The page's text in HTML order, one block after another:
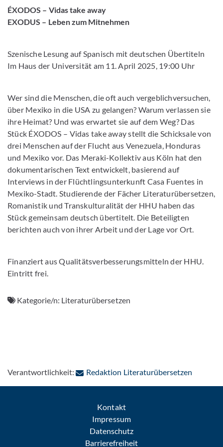
ÉXODOS – Vidas take away
EXODUS – Leben zum Mitnehmen
Szenische Lesung auf Spanisch mit deutschen Übertiteln
Im Haus der Universität am 11. April 2025, 19:00 Uhr
Wer sind die Menschen, die oft auch vergeblichversuchen,
über Mexiko in die USA zu gelangen? Warum verlassen sie
ihre Heimat? Und was erwartet sie auf dem Weg? Das
Stück ÉXODOS – Vidas take away stellt die Schicksale von
drei Menschen auf der Flucht aus Venezuela, Honduras
und Mexiko vor. Das Meraki-Kollektiv aus Köln hat den
dokumentarischen Text entwickelt, basierend auf
Interviews in der Flüchtlingsunterkunft Casa Fuentes in
Mexiko-Stadt. Studierende der Fächer Literaturübersetzen,
Romanistik und Transkulturalität der HHU haben das
Stück gemeinsam deutsch übertitelt. Die Beteiligten
berichten auch von ihrer Arbeit und der Lage vor Ort.
Finanziert aus Qualitätsverbesserungsmitteln der HHU.
Eintritt frei.
Kategorie/n: Literaturübersetzen
Verantwortlichkeit: Redaktion Literaturübersetzen: Per E-
Kontakt
Impressum
Datenschutz
Barrierefreiheit